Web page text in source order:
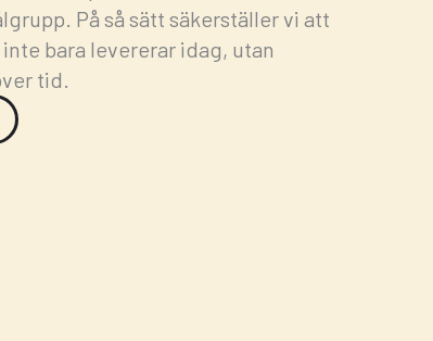
På så sätt säkerställer vi att
bara levererar idag, utan
tid.